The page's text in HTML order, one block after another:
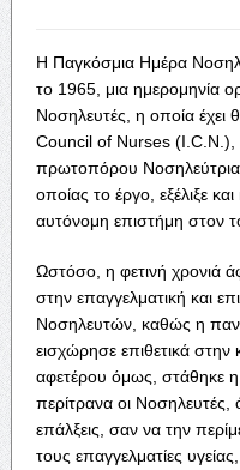
Η Παγκόσμια Ημέρα
το 1965, μια ημερομηνία
Νοσηλευτές, η οποία έχει
Council of Nurses (I.C.N.),
πρωτοπόρου
οποίας το έργο, εξέλιξε
αυτόνομη επιστήμη στον
Ωστόσο, η φετινή χρονιά
στην επαγγελματική και
Νοσηλευτών, καθώς η
εισχώρησε επιθετικά στην
αφετέρου όμως, στάθηκε
περίτρανα οι Νοσηλευτές,
επάλξεις, σαν να την
τους επαγγελματίες